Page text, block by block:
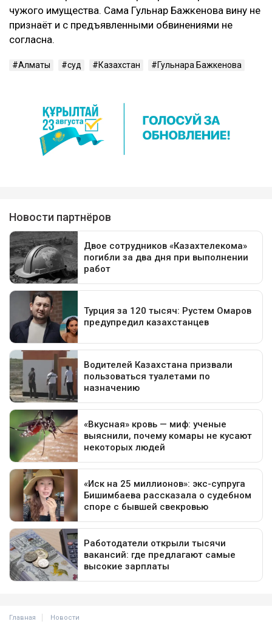
чужого имущества. Сама Гульнар Бажкенова вину не
признаёт и с предъявленными обвинениями не
согласна.
Алматы суд Казахстан Гульнара Бажкенова
Главная Новости